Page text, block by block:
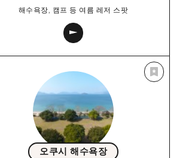
해수욕장, 캠프 등 여름 레저 스팟
오쿠시 해수욕장